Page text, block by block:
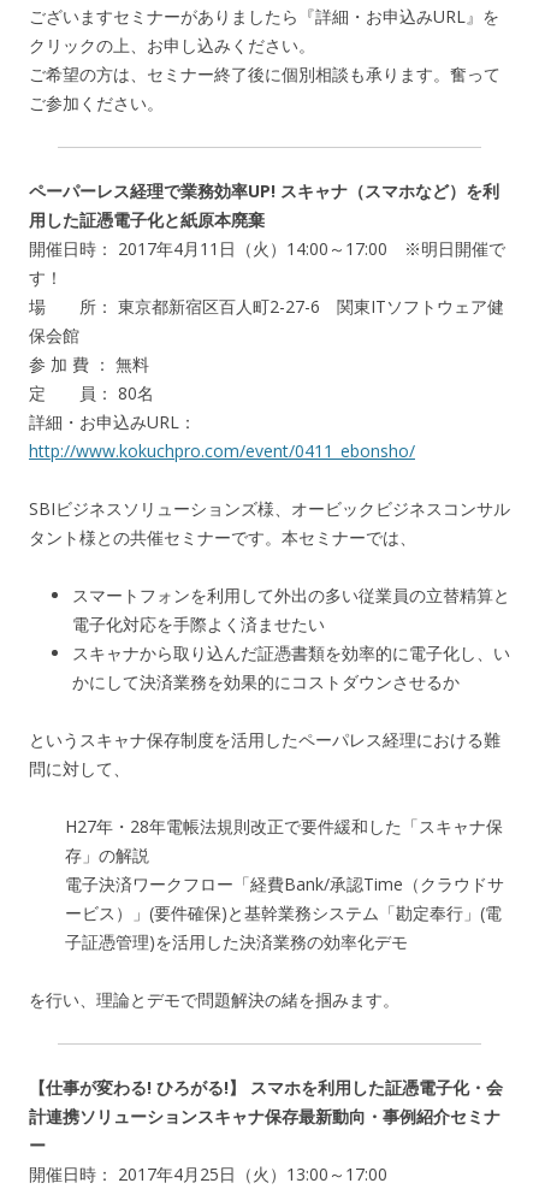
ございますセミナーがありましたら『詳細・お申込みURL』を
クリックの上、お申し込みください。
ご希望の方は、セミナー終了後に個別相談も承ります。奮って
ご参加ください。
ペーパーレス経理で業務効率UP! スキャナ（スマホなど）を利
用した証憑電子化と紙原本廃棄
開催日時： 2017年4月11日（火）14:00～17:00 ※明日開催で
す！
場 所： 東京都新宿区百人町2-27-6 関東ITソフトウェア健
保会館
参 加 費 ： 無料
定 員： 80名
詳細・お申込みURL：
http://www.kokuchpro.com/event/0411_ebonsho/
SBIビジネスソリューションズ様、オービックビジネスコンサル
タント様との共催セミナーです。本セミナーでは、
スマートフォンを利用して外出の多い従業員の立替精算と
電子化対応を手際よく済ませたい
スキャナから取り込んだ証憑書類を効率的に電子化し、い
かにして決済業務を効果的にコストダウンさせるか
というスキャナ保存制度を活用したペーパレス経理における難
問に対して、
H27年・28年電帳法規則改正で要件緩和した「スキャナ保
存」の解説
電子決済ワークフロー「経費Bank/承認Time（クラウドサ
ービス）」(要件確保)と基幹業務システム「勘定奉行」(電
子証憑管理)を活用した決済業務の効率化デモ
を行い、理論とデモで問題解決の緒を掴みます。
【仕事が変わる! ひろがる!】 スマホを利用した証憑電子化・会
計連携ソリューションスキャナ保存最新動向・事例紹介セミナ
ー
開催日時： 2017年4月25日（火）13:00～17:00